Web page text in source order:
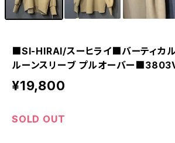
■SI-HIRAI/スーヒライ■バーティカ
ルーンスリーブ プルオーバー
¥19,800
SOLD OUT